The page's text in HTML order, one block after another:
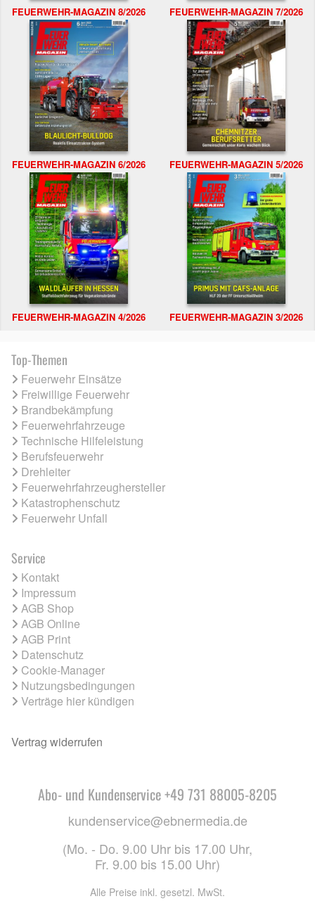
FEUERWEHR-MAGAZIN 8/2026 FEUERWEHR-MAGAZIN 7/2026
FEUERWEHR-MAGAZIN 6/2026 FEUERWEHR-MAGAZIN 5/2026
FEUERWEHR-MAGAZIN 4/2026 FEUERWEHR-MAGAZIN 3/2026
Top-Themen
Feuerwehr Einsätze
Freiwillige Feuerwehr
Brandbekämpfung
Feuerwehrfahrzeuge
Technische Hilfeleistung
Berufsfeuerwehr
Drehleiter
Feuerwehrfahrzeughersteller
Katastrophenschutz
Feuerwehr Unfall
Service
Kontakt
Impressum
AGB Shop
AGB Online
AGB Print
Datenschutz
Cookie-Manager
Nutzungsbedingungen
Verträge hier kündigen
Vertrag widerrufen
Abo- und Kundenservice +49 731 88005-8205
kundenservice@ebnermedia.de
(Mo. - Do. 9.00 Uhr bis 17.00 Uhr,
Fr. 9.00 bis 15.00 Uhr)
Alle Preise inkl. gesetzl. MwSt.